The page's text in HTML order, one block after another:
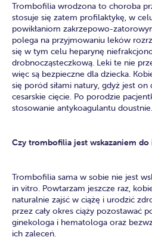
Trombofilia wrodzona to choroba
stosuje się zatem profilaktykę, w
powikłaniom zakrzepowo-
polega na przyjmowaniu leków
się w tym celu heparynę
drobnocząsteczkową. Leki te nie
więc są bezpieczne dla dziecka.
się poród siłami natury, gdyż jest
cesarskie cięcie. Po porodzie
stosowanie antykoagulantu doustnie.
Czy trombofilia jest wskazaniem do
Trombofilia sama w sobie nie jest
in vitro. Powtarzam jeszcze raz,
naturalnie zajść w ciążę i urodzić
przez cały okres ciąży pozostawać
ginekologa i hematologa oraz
ich zaleceń.